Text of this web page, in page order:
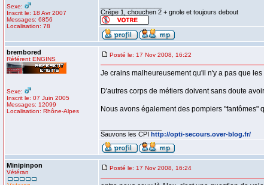
Sexe:
Inscrit le: 18 Avr 2007
Messages: 6856
Localisation: 78
Crêpe 1, chouchen 2 + gnole et toujours debout
brembored
Référent ENGINS
Sexe:
Inscrit le: 07 Juin 2005
Messages: 12099
Localisation: Rhône-Alpes
Posté le: 17 Nov 2008, 16:22
Je crains malheureusement qu'il n'y a pas que
D'autres corps de métiers doivent sans doute
Nous avons également des pompiers
Sauvons les CPI http://opti-secours.over-blog.fr/
Minipinpon
Vétéran
Posté le: 17 Nov 2008, 16:24